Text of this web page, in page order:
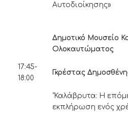
Αυτοδιοίκησης»
17:45-
18:00
Δημοτικό Μουσείο
Ολοκαυτώματος
Γκρέστας
“Καλάβρυτα: Η
εκπλήρωση ενός